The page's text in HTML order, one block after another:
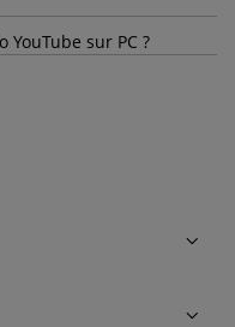
sur PC ?